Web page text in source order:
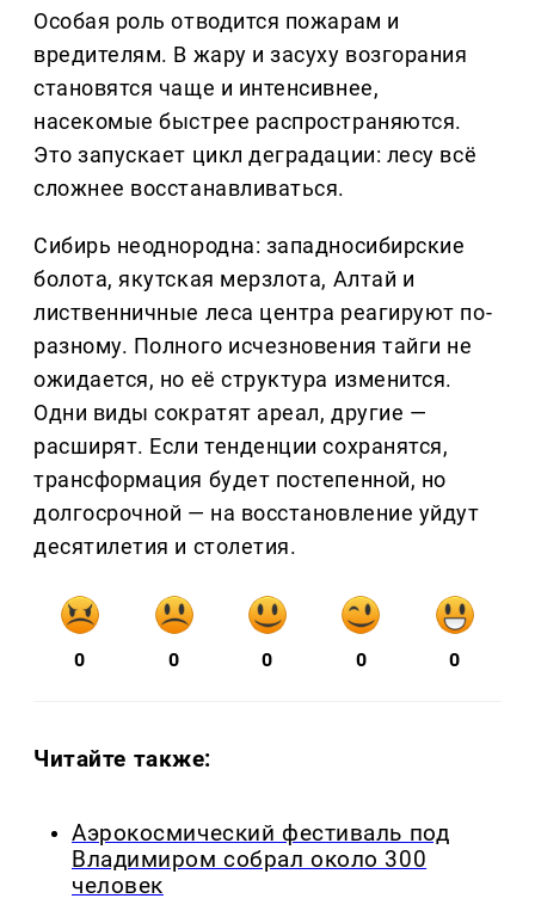
Особая роль отводится пожарам и
вредителям. В жару и засуху возгорания
становятся чаще и интенсивнее,
насекомые быстрее распространяются.
Это запускает цикл деградации: лесу всё
сложнее восстанавливаться.
Сибирь неоднородна: западносибирские
болота, якутская мерзлота, Алтай и
лиственничные леса центра реагируют по-
разному. Полного исчезновения тайги не
ожидается, но её структура изменится.
Одни виды сократят ареал, другие —
расширят. Если тенденции сохранятся,
трансформация будет постепенной, но
долгосрочной — на восстановление уйдут
десятилетия и столетия.
0 0 0 0 0
Читайте также:
Аэрокосмический фестиваль под
Владимиром собрал около 300
человек